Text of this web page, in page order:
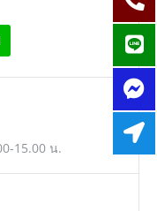
15.00 น.